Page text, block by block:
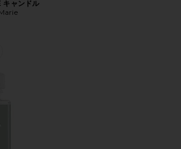
ャンドル
PURA WHITE TEA NO. 1 DIFFUSER REFILL デ